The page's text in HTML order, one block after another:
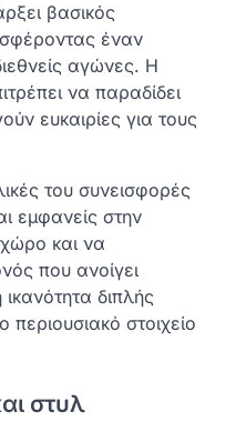
βασικός
έναν
αγώνες. Η
να παραδίδει
ευκαιρίες για τους
του συνεισφορές
εμφανείς στην
χώρο και να
που ανοίγει
διπλής
περιουσιακό στοιχείο
στυλ